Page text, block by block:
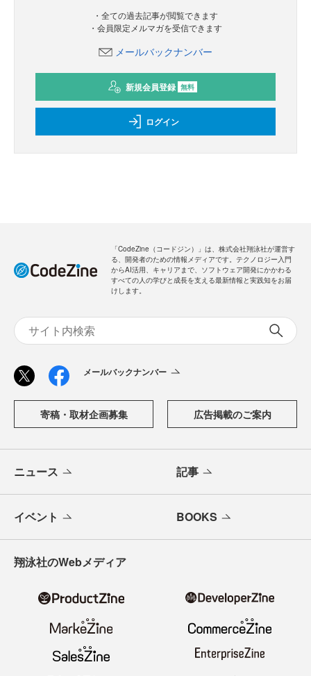
・全ての過去記事が閲覧できます
・会員限定メルマガを受信できます
メールバックナンバー
新規会員登録 無料
ログイン
「CodeZine（コードジン）」は、株式会社翔泳社が運営す
る、開発者のための情報メディアです。テクノロジー入門
からAI活用、キャリアまで、ソフトウェア開発にかかわる
すべての人の学びと成長を支える最新情報と実践知をお届
けします。
メールバックナンバー
寄稿・取材企画募集 広告掲載のご案内
ニュース 記事
イベント BOOKS
翔泳社のWebメディア